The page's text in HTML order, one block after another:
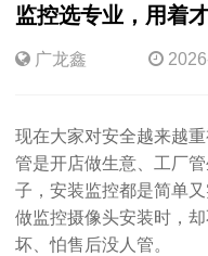
监控选专业，用着
广龙鑫
现在大家对安全越来越
管是开店做生意、工厂
子，安装监控都是简单
做监控摄像头安装时，
坏、怕售后没人管。